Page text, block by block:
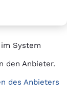
System
den Anbieter.
des Anbieters